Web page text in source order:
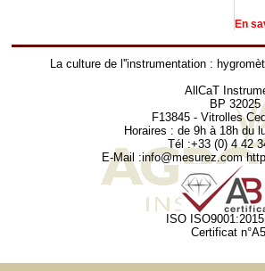
En
La culture de l''instrumentation :
AllCaT
BP 32025
F13845 - Vitrolles
Horaires : de 9h à 18h du
Tél :+33 (0) 4 42
E-Mail :info@mesurez.com
ISO
Certificat